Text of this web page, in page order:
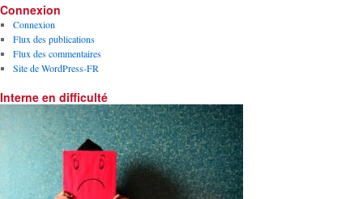
Connexion
Connexion
Flux des publications
Flux des commentaires
Site de WordPress-FR
Interne en difficulté